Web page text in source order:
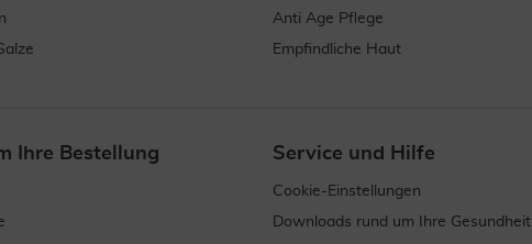
Anti Age Pflege
Empfindliche Haut
Ihre Bestellung Service und Hilfe
Cookie-Einstellungen
Downloads rund um Ihre Gesundheit